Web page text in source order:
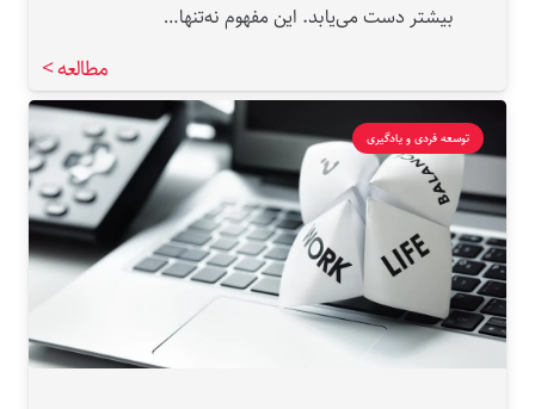
بیشتر دست می‌یابد. این مفهوم نه‌تنها…
مطالعه >
توسعه فردی و یادگیری